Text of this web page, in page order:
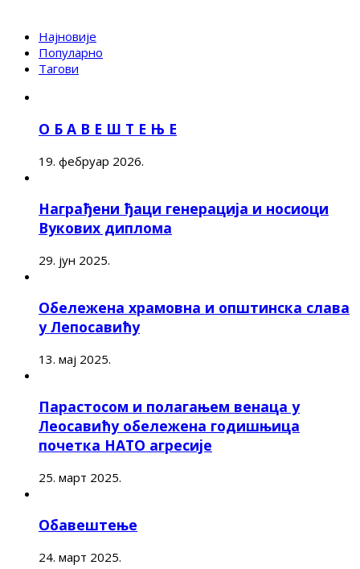
Најновије
Популарно
Тагови
О Б А В Е Ш Т Е Њ Е
19. фебруар 2026.
Награђени ђаци генерација и носиоци
Вукових диплома
29. јун 2025.
Обележена храмовна и општинска слава
у Лепосавићу
13. мај 2025.
Парастосом и полагањем венаца у
Леосавићу обележена годишњица
почетка НАТО агресије
25. март 2025.
Обавештење
24. март 2025.